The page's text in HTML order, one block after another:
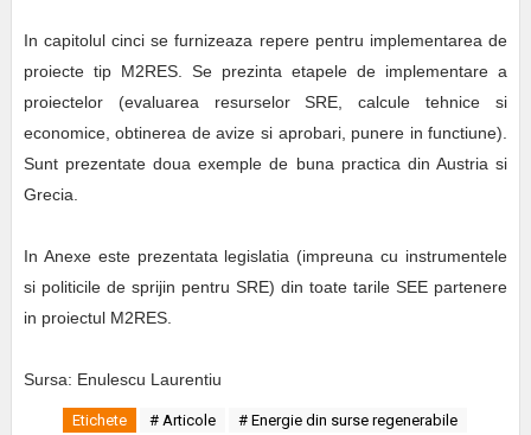
In capitolul cinci se furnizeaza repere pentru implementarea de
proiecte tip M2RES. Se prezinta etapele de implementare a
proiectelor (evaluarea resurselor SRE, calcule tehnice si
economice, obtinerea de avize si aprobari, punere in functiune).
Sunt prezentate doua exemple de buna practica din Austria si
Grecia.
In Anexe este prezentata legislatia (impreuna cu instrumentele
si politicile de sprijin pentru SRE) din toate tarile SEE partenere
in proiectul M2RES.
Sursa: Enulescu Laurentiu
Etichete # Articole # Energie din surse regenerabile